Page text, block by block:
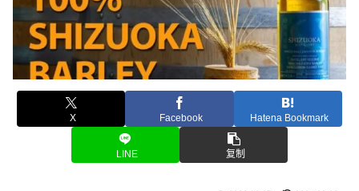
X Facebook Hatena Bookmark
LINE 复制